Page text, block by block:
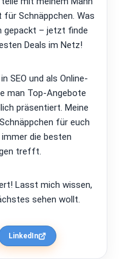
Schnäppchen. Was
gepackt – jetzt finde
Deals im Netz!
SEO und als Online-
man Top-Angebote
präsentiert. Meine
für euch
die besten
trefft.
Lasst mich wissen,
sehen wollt.
LinkedIn